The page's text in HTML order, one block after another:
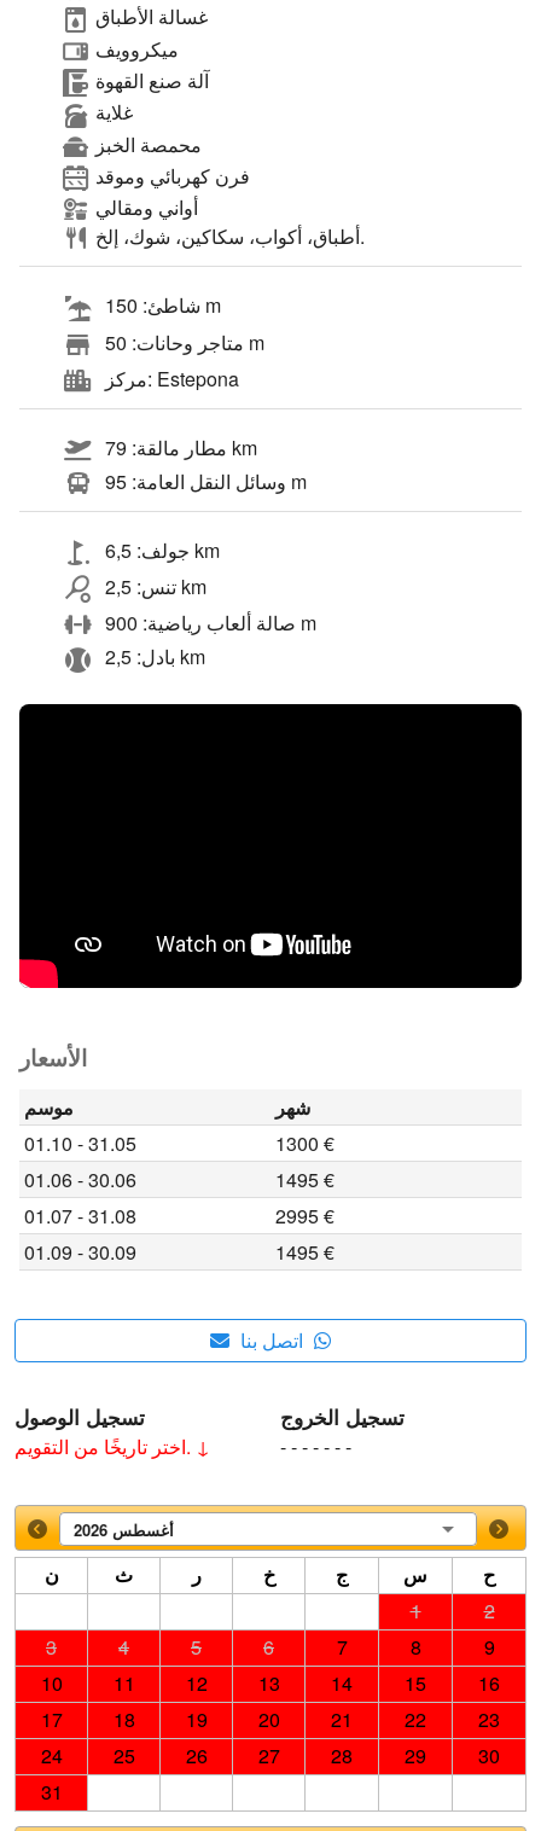
غسالة الأطباق
ميكروويف
آلة صنع القهوة
غلاية
محمصة الخبز
فرن كهربائي وموقد
أواني ومقالي
أطباق، أكواب، سكاكين، شوك، إلخ.
شاطئ: 150 m
متاجر وحانات: 50 m
مركز: Estepona
مطار مالقة: 79 km
وسائل النقل العامة: 95 m
جولف: 6,5 km
تنس: 2,5 km
صالة ألعاب رياضية: 900 m
بادل: 2,5 km
الأسعار
موسم
شهر
01.10 - 31.05
1300 €
01.06 - 30.06
1495 €
01.07 - 31.08
2995 €
01.09 - 30.09
1495 €
اتصل بنا
تسجيل الوصول
اختر تاريخًا من التقويم. ↓
تسجيل الخروج
- - - - - - -
أغسطس 2026
ن ث ر خ ج س
ح
1
2
3
4 5 6 7 8
9
10
11 12 13 14 15
16
17
18 19 20 21 22
23
24
25 26 27 28 29
30
31